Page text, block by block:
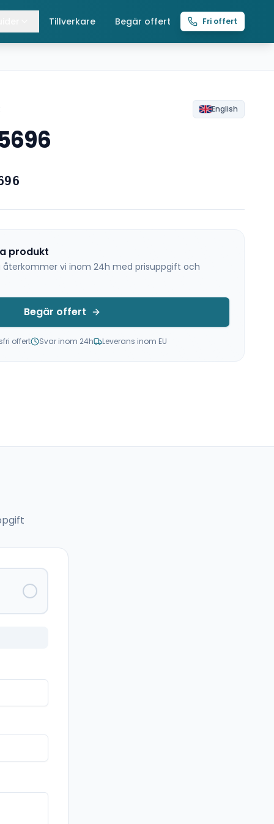
Tillverkare Begär offert Fri offert
English
produkt
återkommer vi inom 24h med prisuppgift och
Begär offert
offert Svar inom 24h Leverans inom EU